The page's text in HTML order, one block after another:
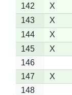
142
X
143
X
144
X
145
X
146
147
X
148